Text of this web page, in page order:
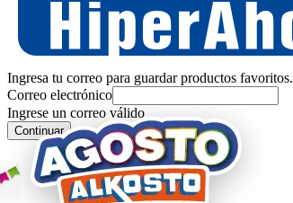
Ingresa tu correo para guardar productos favoritos.
Correo electrónico
Ingrese un correo válido
Continuar